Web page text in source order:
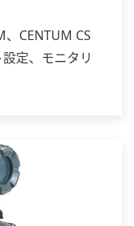
CENTUM CS
定、モニタリ